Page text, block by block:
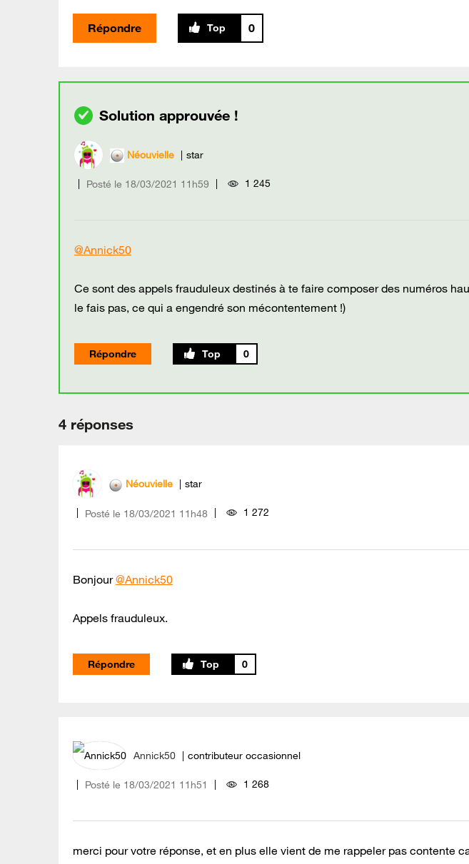
Répondre 0
Néouvielle star
Posté le ‎18/03/2021 11h59 1 245
@Annick50
Ce sont des appels frauduleux destinés à te faire composer des numéros
le fais pas, ce qui a engendré son mécontentement !)
Répondre 0
4 réponses
Néouvielle star
Posté le ‎18/03/2021 11h48 1 272
Bonjour@Annick50
Appels frauduleux.
Répondre 0
Annick50 contributeur occasionnel
Posté le ‎18/03/2021 11h51 1 268
merci pour votre réponse, et en plus elle vient de me rappeler pas contente